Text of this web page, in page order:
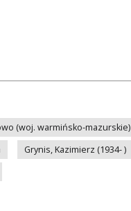
(woj. warmińsko-mazurskie)
Grynis, Kazimierz (1934- )